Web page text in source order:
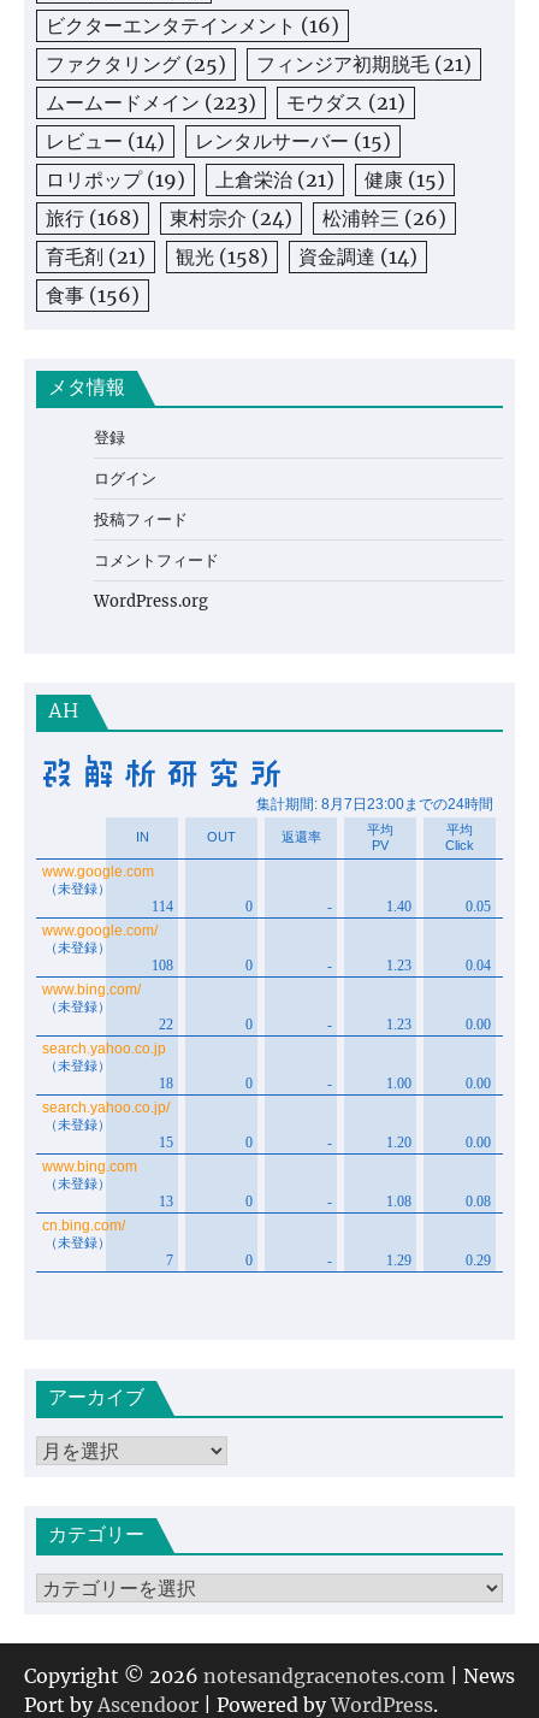
ビクターエンタテインメント (16)
ファクタリング (25) フィンジア初期脱毛 (21)
ムームードメイン (223) モウダス (21)
レビュー (14) レンタルサーバー (15)
ロリポップ(19) 上倉栄治 (21) 健康 (15)
旅行 (168) 東村宗介 (24) 松浦幹三 (26)
育毛剤 (21) 観光 (158) 資金調達 (14)
食事 (156)
メタ情報
登録
ログイン
投稿フィード
コメントフィード
WordPress.org
AH
アーカイブ
ア
イカテゴリー
カ
ゴ
リ
ー
Copyright © 2026 notesandgracenotes.com | News
Port by Ascendoor | Powered byWordPress.